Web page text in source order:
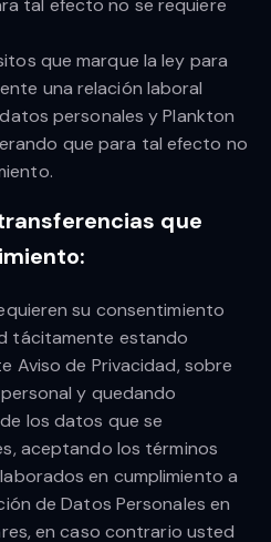
tal efecto no se requiere
que marque la ley para
una relación laboral
personales y Plankton
que para tal efecto no
que
su consentimiento
tácitamente estando
Aviso de Privacidad, sobre
y quedando
los datos que se
aceptando los términos
en cumplimiento a
de Datos Personales en
en caso contrario usted